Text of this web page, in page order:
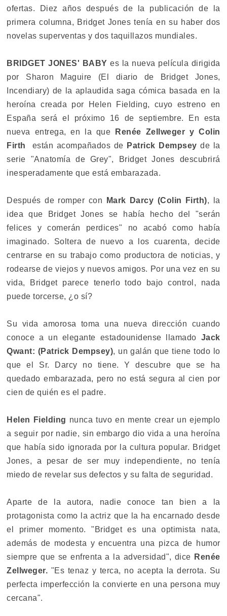
ofertas. Diez años después de la publicación de la
primera columna, Bridget Jones tenía en su haber dos
novelas superventas y dos taquillazos mundiales.
BRIDGET JONES' BABY es la nueva película dirigida
por Sharon Maguire (El diario de Bridget Jones,
Incendiary) de la aplaudida saga cómica basada en la
heroína creada por Helen Fielding, cuyo estreno en
España será el próximo 16 de septiembre. En esta
nueva entrega, en la que
Renée Zellweger y Colin
Firth
están acompañados de Patrick Dempsey de la
serie "Anatomía de Grey", Bridget Jones descubrirá
inesperadamente que está embarazada.
Después de romper con Mark Darcy (Colin Firth), la
idea que Bridget Jones se había hecho del "serán
felices y comerán perdices" no acabó como había
imaginado. Soltera de nuevo a los cuarenta, decide
centrarse en su trabajo como productora de noticias, y
rodearse de viejos y nuevos amigos. Por una vez en su
vida, Bridget parece tenerlo todo bajo control, nada
puede torcerse, ¿o sí?
Su vida amorosa toma una nueva dirección cuando
conoce a un elegante estadounidense llamado Jack
Qwant: (Patrick Dempsey), un galán que tiene todo lo
que el Sr. Darcy no tiene. Y descubre que se ha
quedado embarazada, pero no está segura al cien por
cien de quién es el padre.
Helen Fielding nunca tuvo en mente crear un ejemplo
a seguir por nadie, sin embargo dio vida a una heroína
que había sido ignorada por la cultura popular. Bridget
Jones, a pesar de ser muy independiente, no tenía
miedo de revelar sus defectos y su falta de seguridad.
Aparte de la autora, nadie conoce tan bien a la
protagonista como la actriz que la ha encarnado desde
el primer momento. "Bridget es una optimista nata,
además de modesta y encuentra una pizca de humor
siempre que se enfrenta a la adversidad", dice Renée
Zellweger. "Es tenaz y terca, no acepta la derrota. Su
perfecta imperfección la convierte en una persona muy
cercana".